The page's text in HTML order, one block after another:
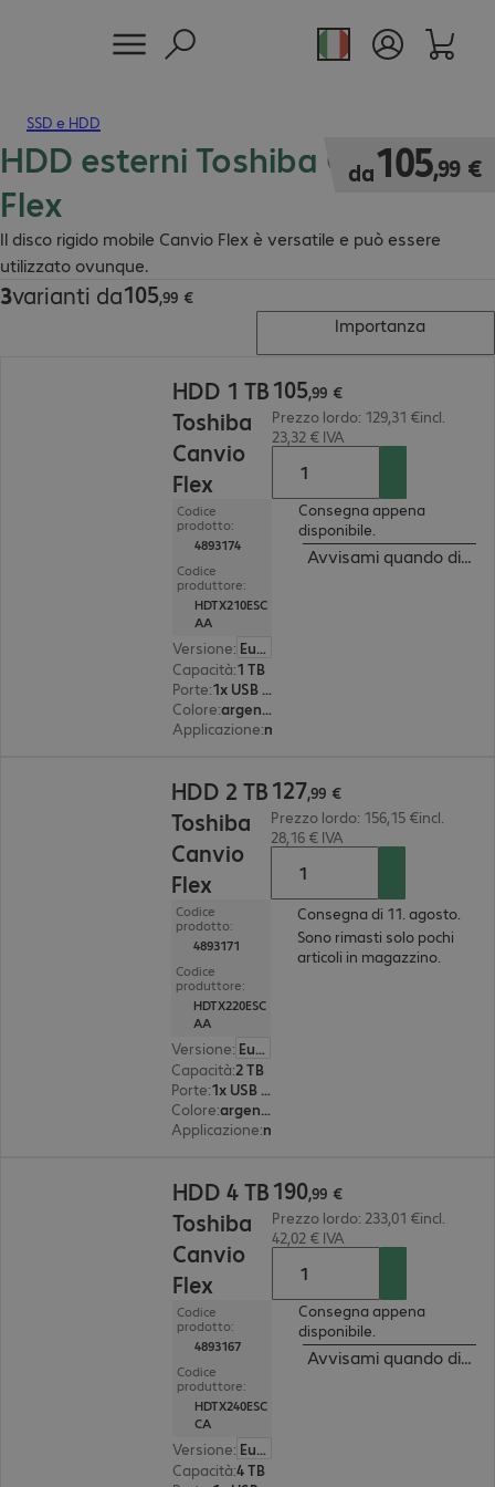
SSD e HDD
HDD esterni Toshiba Canvio
Flex
Il disco rigido mobile Canvio Flex è versatile e può essere
utilizzato ovunque.
da105,99 €
105,99 €
3varianti da105,99 €
105,99 €
Importanza
HDD 1 TB
Toshiba
Canvio
Flex
Codice
prodotto:
4893174
Codice
produttore:
HDTX210ESC
AA
Versione:
Europa
Capacità:1 TB
Porte:
1x USB 3.2 Type micro-B
Colore:
argento
Applicazione:
105,99 €
Prezzo lordo: 129,31 €incl.
23,32 € IVA
Consegna appena
disponibile.
Avvisami quando
HDD 2 TB
Toshiba
Canvio
Flex
Codice
prodotto:
4893171
Codice
produttore:
HDTX220ESC
AA
Versione:
Europa
Capacità:2 TB
Porte:
1x USB 3.2 Type micro-B
Colore:
argento
Applicazione:
127,99 €
Prezzo lordo: 156,15 €incl.
28,16 € IVA
Consegna di 11. agosto.
Sono rimasti solo pochi
articoli in magazzino.
HDD 4 TB
Toshiba
Canvio
Flex
Codice
prodotto:
4893167
Codice
produttore:
HDTX240ESC
CA
Versione:
Europa
Capacità:4 TB
190,99 €
Prezzo lordo: 233,01 €incl.
42,02 € IVA
Consegna appena
disponibile.
Avvisami quando